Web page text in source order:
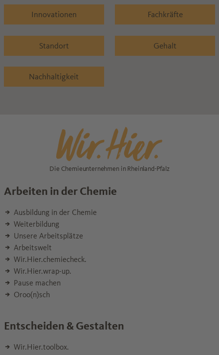
Innovationen Fachkräfte
Standort Gehalt
Nachhaltigkeit
Die Chemieunternehmen in Rheinland-Pfalz
Arbeiten in der Chemie
Ausbildung in der Chemie
Weiterbildung
Unsere Arbeitsplätze
Arbeitswelt
Wir.Hier.chemiecheck.
Wir.Hier.wrap-up.
Pause machen
Oroo(n)sch
Entscheiden & Gestalten
Wir.Hier.toolbox.